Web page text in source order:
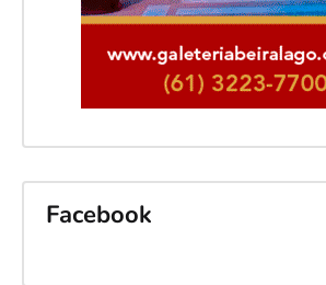
Facebook